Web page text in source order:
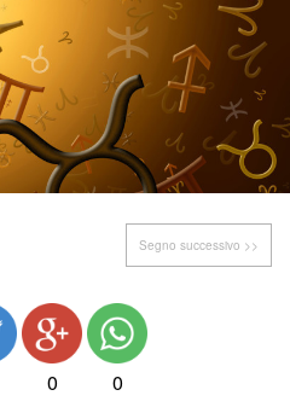
Segno successivo >>
0 0